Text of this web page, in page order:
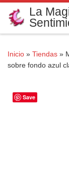
Saltar al
La
Inicio » Tiendas »
sobre fondo azul
Save